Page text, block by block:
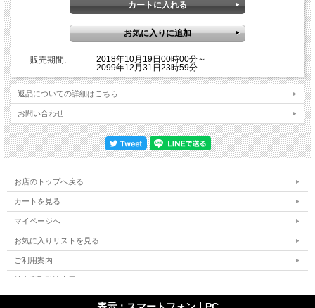
IRON MAIDEN史上の……いえ、音楽ジャンル“Heavy Metal”を揺るがす一大衝撃作
だった『COMPLETE BEAT-CLUB 1981』。ポール・ディアノ時代の最長・最高峰
マルチカメラ・プロショットにして、全世界のメタル者を震撼させたあの超傑作が
DVD化決定です！ 【ディアノ時代No.1を大幅更新する衝撃映像】 『COMPLETE
トル。「1981年１月22日ブレーメン」で撮影された西ドイツの名物テレビ番
組“BEAT-CLUB”の最高峰プロショットです。この番組は様々なバンド／アーティス
トが傑作映像を残していることでも有名で、IRON MAIDEN編も数々のエアチェッ
ク・タイトルが大定番となってきました。しかし、本作はそんな既発群とは根本か
ら異なる。ごく最近になって発掘された未編集版マスターで、約30分の番組枠とは
関係なく、当日演奏された光景が１時間以上も記録されていた。放送では観られな
かった名曲が初公開され、クオリティも超一級。その濃度とボリュームは、伝統の
オフィシャル作品『LIVE AT THE RAINBOW』をも軽々と凌駕し、文句なしにディ
アノ時代No.1映像だったのです。その衝撃は、今この瞬間も世界を駆け巡っており
ドリアン・スミス加入からディアノ脱退に至る流れを振り返ってみましょう。
販売期間:
2018年10月19日00時00分～
2099年12月31日23時59分
返品についての詳細はこちら
お問い合わせ
お店のトップへ戻る
カートを見る
マイページへ
お気に入りリストを見る
ご利用案内
特定商取引法表示